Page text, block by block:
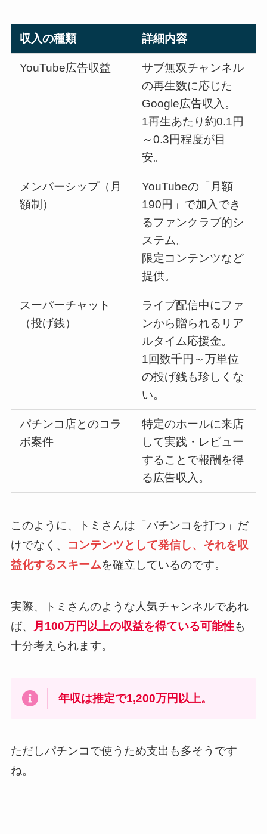
収入の種類 詳細内容
YouTube広告収益
サブ無双チャンネル
の再生数に応じた
Google広告収入。
1再生あたり約0.1円
～0.3円程度が目
安。
メンバーシップ（月
額制）
YouTubeの「月額
190円」で加入でき
るファンクラブ的シ
ステム。
限定コンテンツなど
提供。
スーパーチャット
（投げ銭）
ライブ配信中にファ
ンから贈られるリア
ルタイム応援金。
1回数千円～万単位
の投げ銭も珍しくな
い。
パチンコ店とのコラ
ボ案件
特定のホールに来店
して実践・レビュー
することで報酬を得
る広告収入。
このように、トミさんは「パチンコを打つ」だ
けでなく、 コンテンツとして発信し、それを収
益化するスキームを確立しているのです。
実際、トミさんのような人気チャンネルであれ
ば、 月100万円以上の収益を得ている可能性も
十分考えられます。
年収は推定で1,200万円以上。
ただしパチンコで使うため支出も多そうです
ね。